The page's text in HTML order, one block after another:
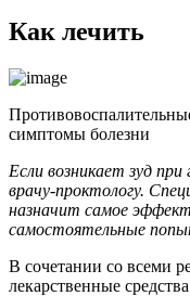
Как лечить
симптомы болезни
Если возникает зуд
врачу-проктологу.
назначит самое
самостоятельные
В сочетании со всеми
лекарственные